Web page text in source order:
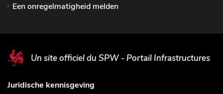
Een onregelmatigheid melden
Un site officiel du SPW - Portail Infrastructures
Juridische kennisgeving